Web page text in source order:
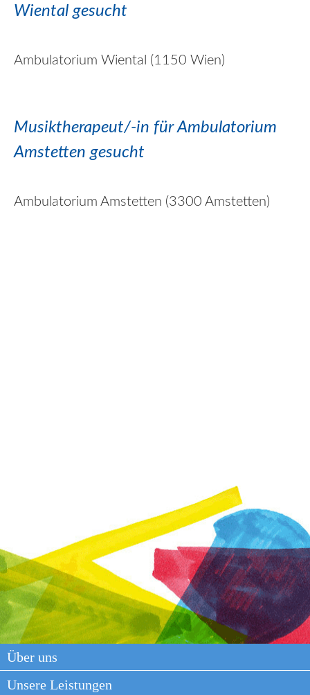
Wiental gesucht
Ambulatorium Wiental (1150 Wien)
Musiktherapeut/-in für Ambulatorium
Amstetten gesucht
Ambulatorium Amstetten (3300 Amstetten)
Über uns
Unsere Leistungen